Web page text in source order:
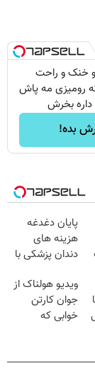
خنک و راحت
رومیزی مه پاش
بخرش
بده!
پایان دغدغه
هزینه های
دندان پزشکی با
خانگی
ویدیو هولناک از
جوان کارتن
خوابی که